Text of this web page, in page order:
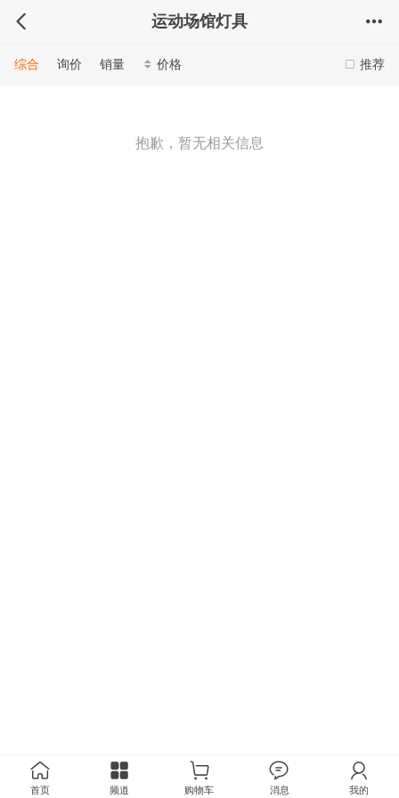
运动场馆灯具
推荐
综合 询价 销量 价格
抱歉，暂无相关信息
首页 频道 购物车 消息 我的